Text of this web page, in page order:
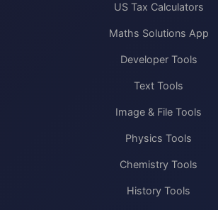
US Tax Calculators
Maths Solutions App
Developer Tools
Text Tools
Image & File Tools
Physics Tools
Chemistry Tools
History Tools